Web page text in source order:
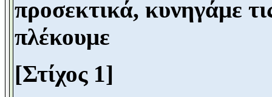
προσεκτικά, κυνηγάμε
πλέκουμε
[Στίχος 1]